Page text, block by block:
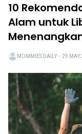
10
Alam untuk
MOMMIES DAILY ・ 29 MAY